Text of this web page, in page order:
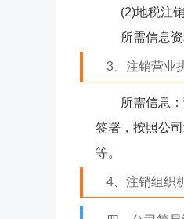
(2)地税注销
所需信息
3、注销营业
所需信息
签署，按照公
等。
4、注销组织